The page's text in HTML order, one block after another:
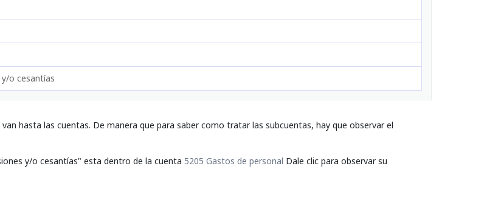
o cesantías
hasta las cuentas. De manera que para saber como tratar las subcuentas, hay que observar el
y/o cesantías" esta dentro de la cuenta 5205 Gastos de personal Dale clic para observar su